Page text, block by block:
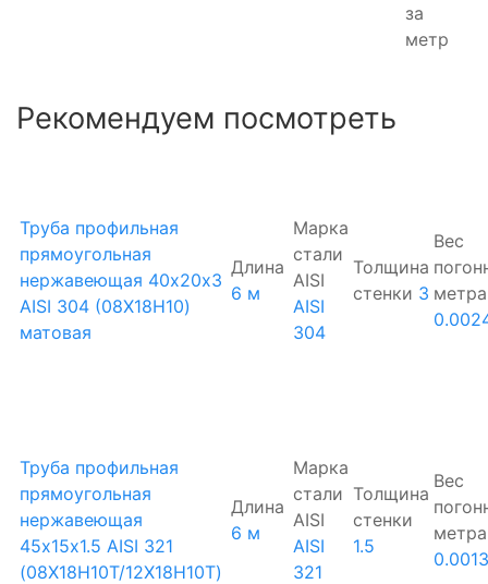
за
метр
Рекомендуем посмотреть
Труба профильная
прямоугольная
нержавеющая 40х20х3
AISI 304 (08Х18Н10)
матовая
Длина
6 м
Марка
стали
AISI
AISI
304
Толщина
стенки 3
Вес
метра
Труба профильная
прямоугольная
нержавеющая
45х15х1.5 AISI 321
(08Х18Н10Т/12Х18Н10Т)
Длина
6 м
Марка
стали
AISI
AISI
321
Толщина
стенки
1.5
Вес
метра